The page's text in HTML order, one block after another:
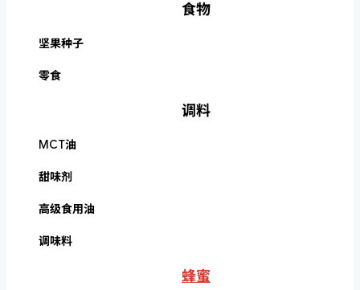
食物
坚果种子
零食
调料
MCT油
甜味剂
高级食用油
调味料
蜂蜜